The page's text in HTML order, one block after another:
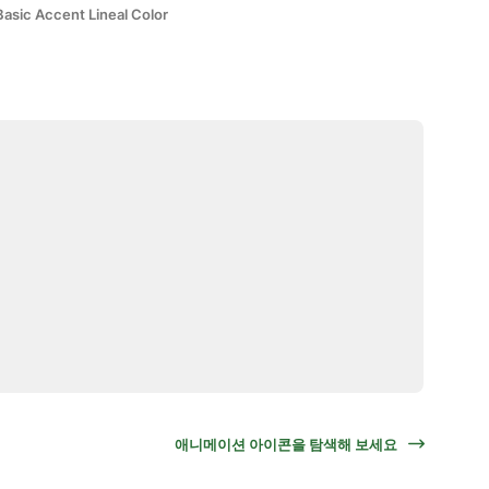
Accent Lineal Color
애니메이션 아이콘을 탐색해 보세요